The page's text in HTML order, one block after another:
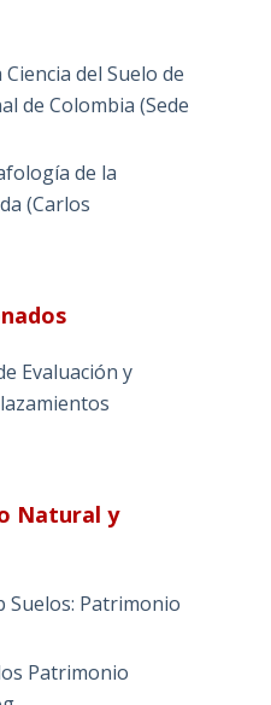
del Suelo de
de Colombia (Sede
de la
(Carlos
Evaluación y
Natural y
Suelos: Patrimonio
Patrimonio